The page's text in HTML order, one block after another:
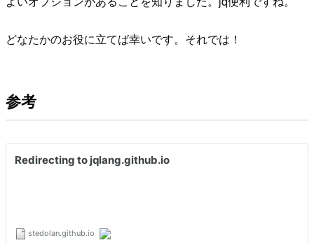
どなたかのお役に立てば幸いです。それでは！
参考